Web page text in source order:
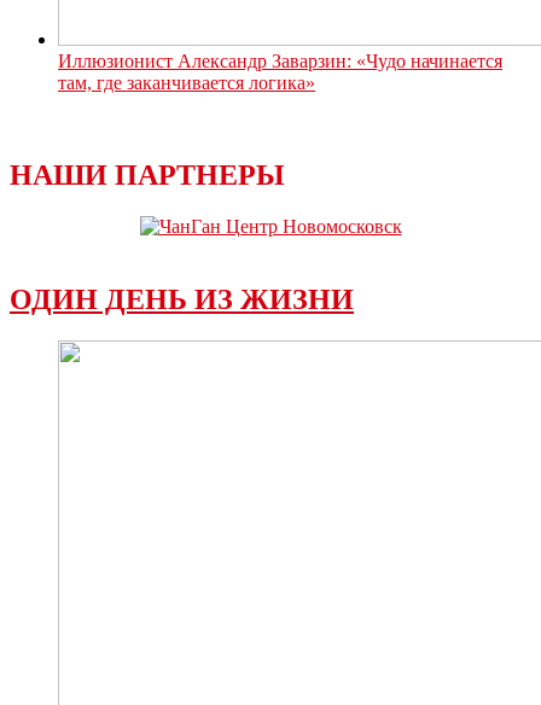
Иллюзионист Александр Заварзин: «Чудо начинается
там, где заканчивается логика»
НАШИ ПАРТНЕРЫ
ОДИН ДЕНЬ ИЗ ЖИЗНИ